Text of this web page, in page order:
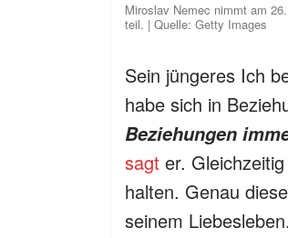
Miroslav Nemec nimmt am
teil. | Quelle: Getty Images
Sein jüngeres Ich
habe sich in
Beziehungen
sagt er.
halten. Genau
seinem Liebesleben.